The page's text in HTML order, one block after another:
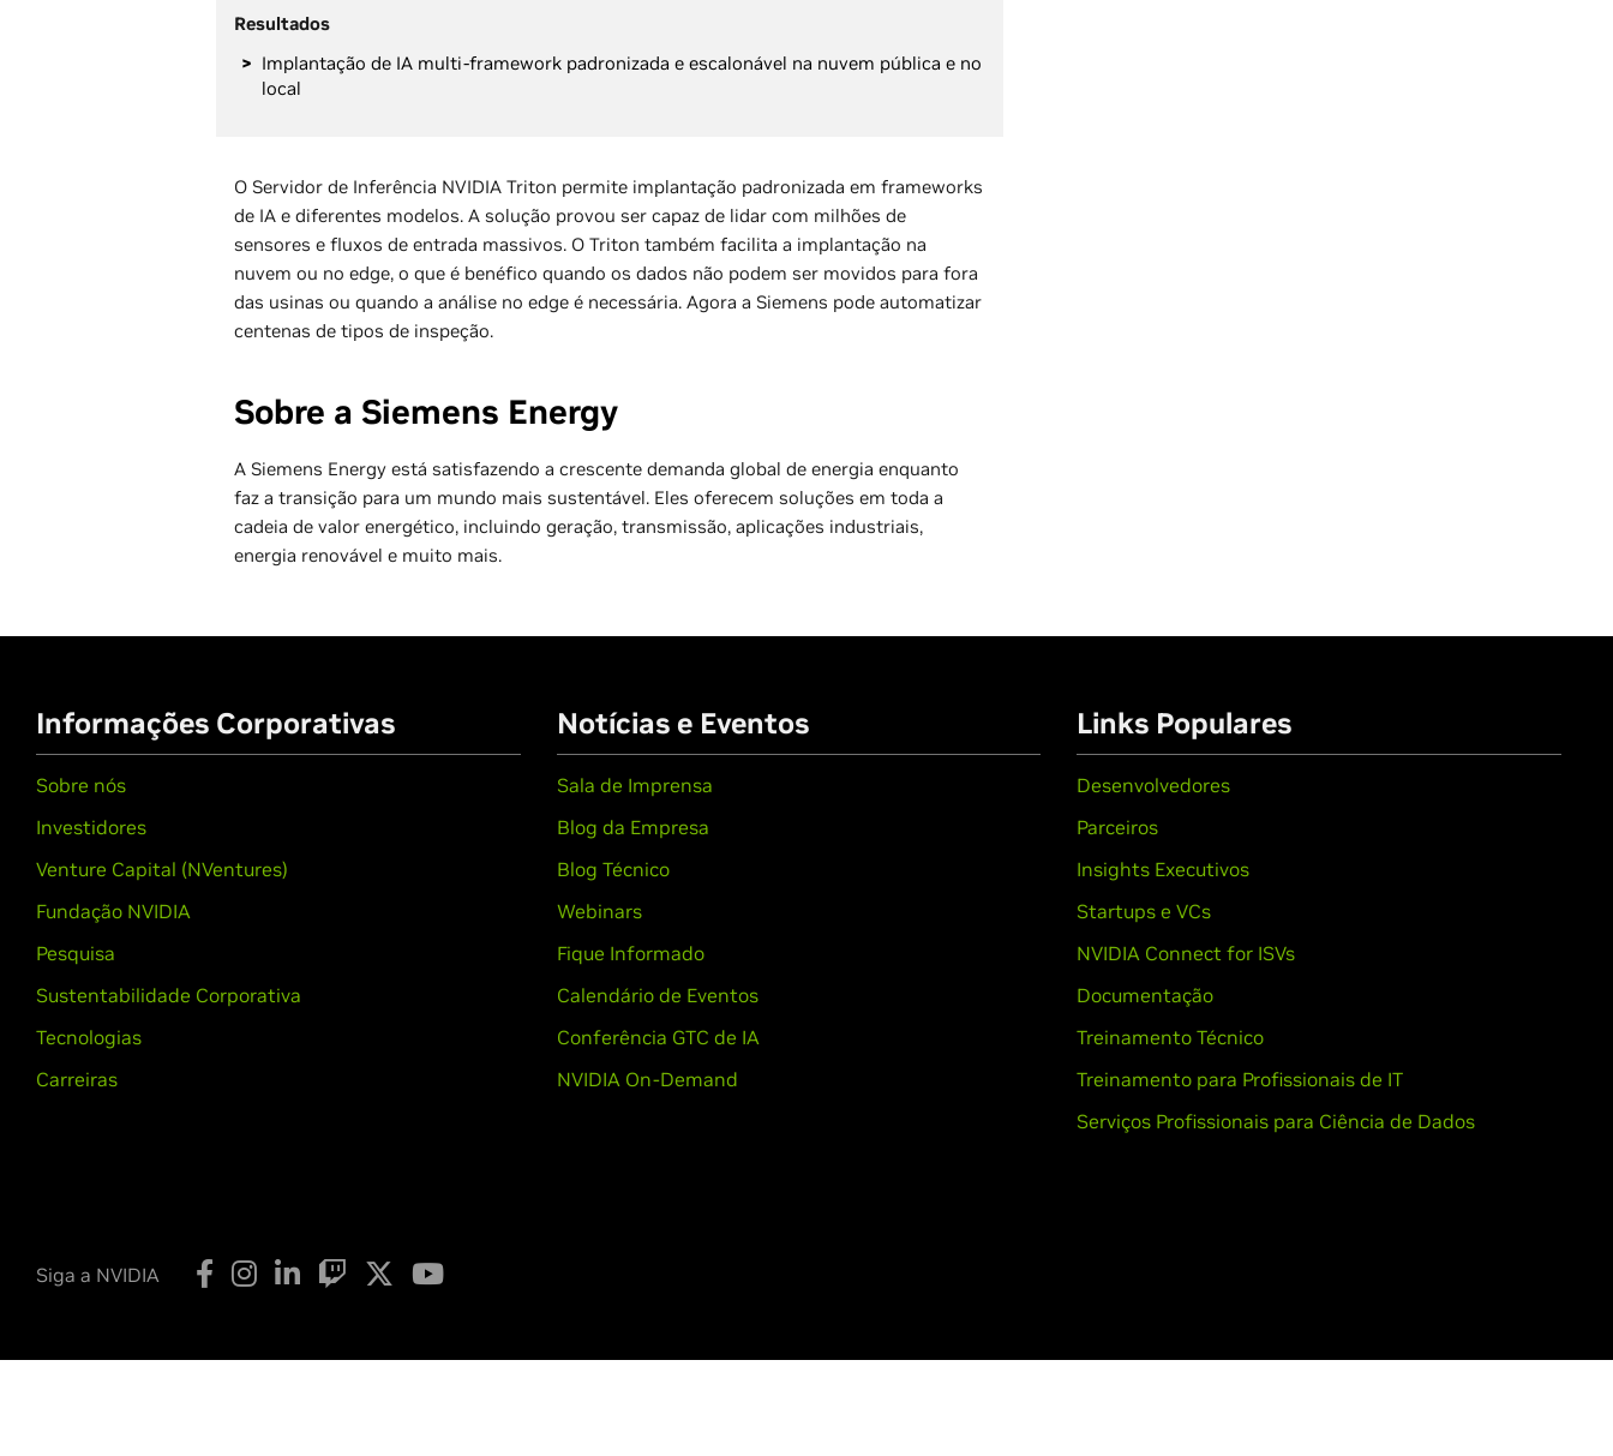
Resultados
Implantação de IA multi-framework padronizada e escalonável na nuvem pública e no
local
O Servidor de Inferência NVIDIA Triton permite implantação padronizada em frameworks
de IA e diferentes modelos. A solução provou ser capaz de lidar com milhões de
sensores e fluxos de entrada massivos. O Triton também facilita a implantação na
nuvem ou no edge, o que é benéfico quando os dados não podem ser movidos para fora
das usinas ou quando a análise no edge é necessária. Agora a Siemens pode automatizar
centenas de tipos de inspeção.
Sobre a Siemens Energy
A Siemens Energy está satisfazendo a crescente demanda global de energia enquanto
faz a transição para um mundo mais sustentável. Eles oferecem soluções em toda a
cadeia de valor energético, incluindo geração, transmissão, aplicações industriais,
energia renovável e muito mais.
Informações Corporativas
Sobre nós
Investidores
Venture Capital (NVentures)
Fundação NVIDIA
Pesquisa
Sustentabilidade Corporativa
Tecnologias
Carreiras
Notícias e Eventos
Sala de Imprensa
Blog da Empresa
Blog Técnico
Webinars
Fique Informado
Calendário de Eventos
Conferência GTC de IA
NVIDIA On-Demand
Links Populares
Desenvolvedores
Parceiros
Insights Executivos
Startups e VCs
NVIDIA Connect for ISVs
Documentação
Treinamento Técnico
Treinamento para Profissionais de IT
Serviços Profissionais para Ciência de Dados
Siga a NVIDIA